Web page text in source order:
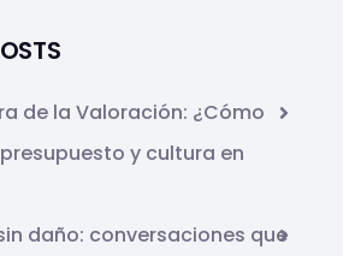
de la Valoración: ¿Cómo
y cultura en
daño: conversaciones que